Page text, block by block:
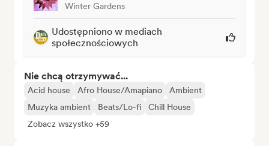
Winter Gardens
Udostępniono w mediach
społecznościowych
Nie chcą otrzymywać...
Acid house Afro House/Amapiano
Ambient
Muzyka ambient
Beats/Lo-fi
Chill House
Zobacz wszystko +59